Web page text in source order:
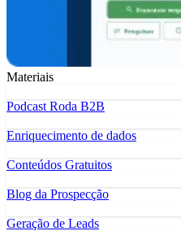
Materiais
Podcast Roda B2B
Enriquecimento de dados
Conteúdos Gratuitos
Blog da Prospecção
Geração de Leads